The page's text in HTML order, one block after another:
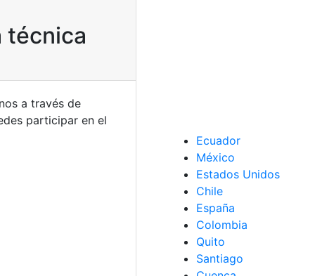
técnica
a través de
participar en el
Ecuador
México
Estados Unidos
Chile
España
Colombia
Quito
Santiago